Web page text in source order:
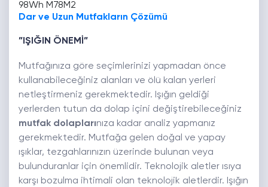
Dar ve Uzun Mutfakların Çözümü
”IŞIĞIN ÖNEMİ”
Mutfağınıza göre seçimlerinizi yapmadan önce
kullanabileceğiniz alanları ve ölü kalan yerleri
netleştirmeniz gerekmektedir. Işığın geldiği
yerlerden tutun da dolap içini değiştirebileceğiniz
mutfak dolaplarınıza kadar analiz yapmanız
gerekmektedir. Mutfağa gelen doğal ve yapay
ışıklar, tezgahlarınızın üzerinde bulunan veya
bulunduranlar için önemlidir. Teknolojik aletler ısıya
karşı bozulma ihtimali olan teknolojik aletlerdir. Işığın